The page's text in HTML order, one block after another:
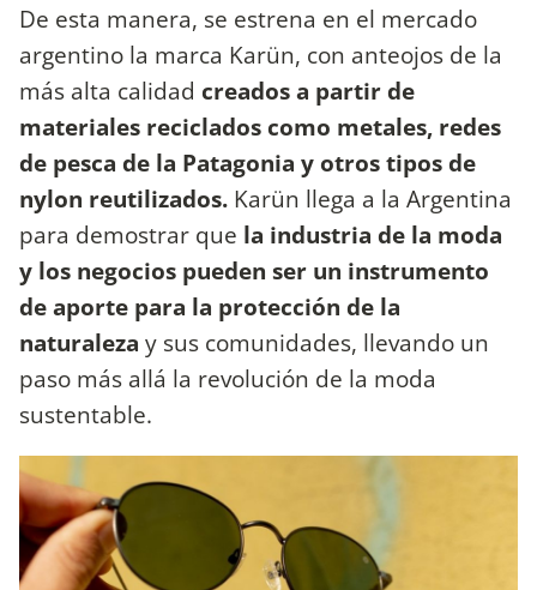
De esta manera, se estrena en el mercado
argentino la marca Karün, con anteojos de la
más alta calidad creados a partir de
materiales reciclados como metales, redes
de pesca de la Patagonia y otros tipos de
nylon reutilizados. Karün llega a la Argentina
para demostrar que la industria de la moda
y los negocios pueden ser un instrumento
de aporte para la protección de la
naturaleza y sus comunidades, llevando un
paso más allá la revolución de la moda
sustentable.